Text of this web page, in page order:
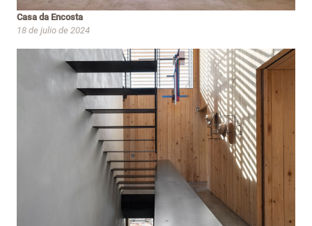
Casa da Encosta
18 de julio de 2024